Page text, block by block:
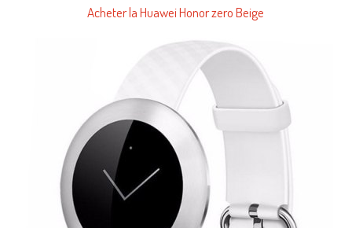
Acheter la Huawei Honor zero Beige